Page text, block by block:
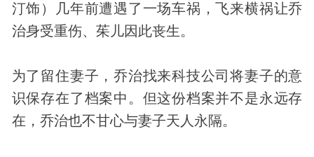
汀饰）几年前遭遇了一场车祸，飞来横祸让乔
治身受重伤、茱儿因此丧生。
为了留住妻子，乔治找来科技公司将妻子的意
识保存在了档案中。但这份档案并不是永远存
在，乔治也不甘心与妻子天人永隔。